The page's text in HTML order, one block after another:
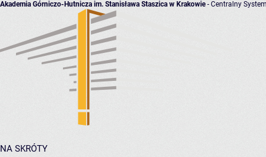
Akademia Górniczo-Hutnicza im. Stanisława Staszica w Krakowie- Centralny
NA SKRÓTY